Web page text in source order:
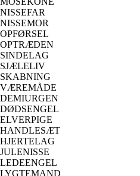
NISSEFAR
NISSEMOR
OPFØRSEL
OPTRÆDEN
SINDELAG
SJÆLELIV
SKABNING
VÆREMÅDE
DEMIURGEN
DØDSENGEL
ELVERPIGE
HANDLESÆT
HJERTELAG
JULENISSE
LEDEENGEL
LYGTEMAND